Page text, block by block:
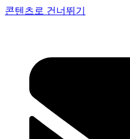
콘텐츠로 건너뛰기